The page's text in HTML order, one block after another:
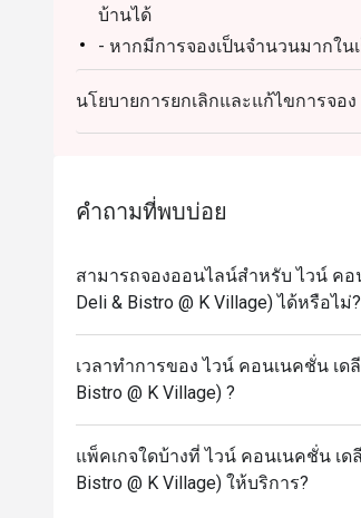
บ้านได้
- หากมีการจองเป็นจำนวนมากใ
นาที
นโยบายการยกเลิกและแก้ไขการจอง
คำถามที่พบบ่อย
สามารถจองออนไลน์สำหรับ ไวน์ คอ
Deli & Bistro @ K Village) ได้หรือไม่?
เวลาทำการของ ไวน์ คอนเนคชั่น เด
Bistro @ K Village) ?
แพ็คเกจใดบ้างที่ ไวน์ คอนเนคชั่น เด
Bistro @ K Village) ให้บริการ?